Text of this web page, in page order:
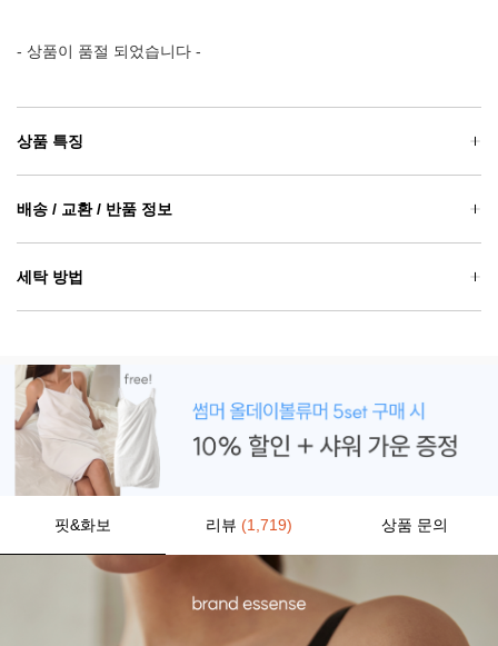
- 상품이 품절 되었습니다 -
상품 특징
배송 / 교환 / 반품 정보
세탁 방법
핏&화보 리뷰 (1,719) 상품 문의